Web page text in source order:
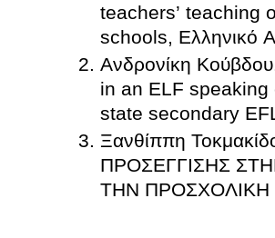
teachers’ teaching
schools, Ελληνικό
Ανδρονίκη Κούβδου
in an ELF
state secondary
Ξανθίππη
ΠΡΟΣΕΓΓΙΣΗΣ ΣΤΗΝ ΕΚΜΑΘΗΣΗ ΤΗΣ ΑΓΓΛΙΚΗΣ ΓΛΩΣΣΑΣ ΚΑΤΑ
ΤΗΝ ΠΡΟΣΧΟΛΙΚΗ